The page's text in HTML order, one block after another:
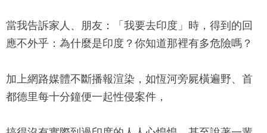
當我告訴家人、朋友：「我要去印度」時，得到的回
應不外乎：為什麼是印度？你知道那裡有多危險嗎？
加上網路媒體不斷播報渲染，如恆河旁屍橫遍野、首
都德里每十分鐘便一起性侵案件，